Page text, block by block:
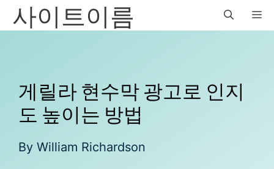
Skip사이트이름
게릴라 현수막 광고로 인지
도 높이는 방법
By William Richardson